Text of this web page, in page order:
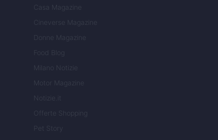
Casa Magazine
Cineverse Magazine
Donne Magazine
Food Blog
Milano Notizie
Motor Magazine
Notizie.it
Offerte Shopping
Pet Story